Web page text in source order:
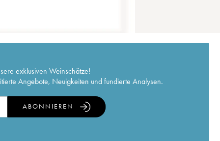
exklusiven Weinschätze!
Angebote, Neuigkeiten und fundierte Analysen.
ABONNIEREN